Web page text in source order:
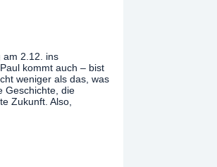
am 2.12. ins
kommt auch – bist
weniger als das, was
Geschichte, die
Zukunft. Also,